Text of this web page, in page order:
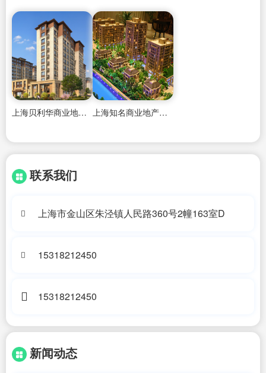
上海贝利华商业地产公司 上海知名商业地产咨询公司
联系我们
上海市金山区朱泾镇人民路360号2幢163室D
15318212450
15318212450
新闻动态